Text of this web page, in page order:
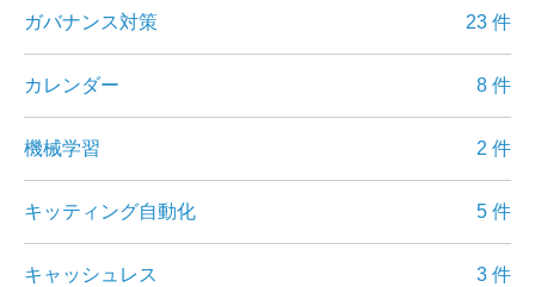
ガバナンス対策 23 件
カレンダー 8 件
機械学習 2 件
キッティング自動化 5 件
キャッシュレス 3 件